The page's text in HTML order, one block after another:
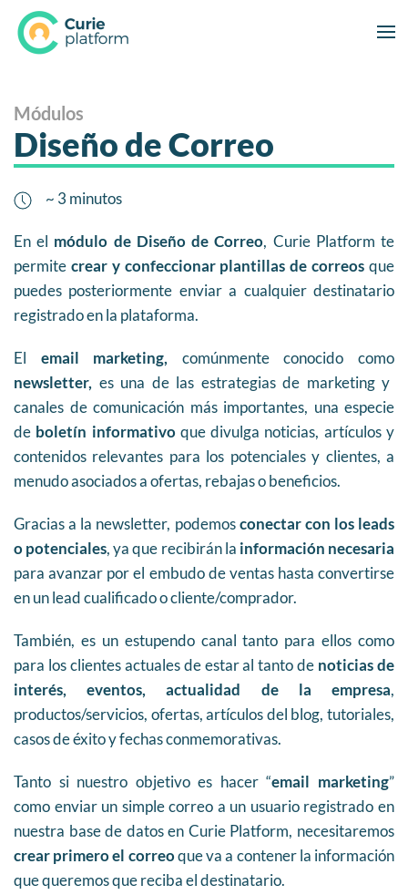
Módulos
Diseño de Correo
~ 3 minutos
En el módulo de Diseño de Correo, Curie Platform te
permite crear y confeccionar plantillas de correos que
puedes posteriormente enviar a cualquier destinatario
registrado en la plataforma.
El email marketing, comúnmente conocido como
newsletter, es una de las estrategias de marketing y
canales de comunicación más importantes, una especie
de boletín informativoque divulga noticias, artículos y
contenidos relevantes para los potenciales y clientes, a
menudo asociados a ofertas, rebajas o beneficios.
Gracias a la newsletter, podemosconectar con los leads
o potenciales, ya que recibirán la información necesaria
para avanzar por el embudo de ventas hasta convertirse
en un lead cualificado o cliente/comprador.
También, es un estupendo canal tanto para ellos como
para los clientes actuales de estar al tanto de noticias de
interés, eventos, actualidad de la empresa,
productos/servicios, ofertas, artículos del blog, tutoriales,
casos de éxito y fechas conmemorativas.
Tanto si nuestro objetivo es hacer “email marketing”
como enviar un simple correo a un usuario registrado en
nuestra base de datos en Curie Platform, necesitaremos
crear primero el correoque va a contener la información
que queremos que reciba el destinatario.